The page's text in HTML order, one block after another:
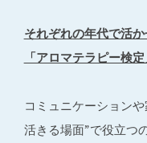
それぞれの年代で活
「アロマテラピー検定
コミュニケーション
活きる場面”で役立つ